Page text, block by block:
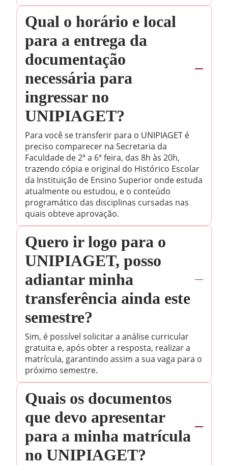
Qual o horário e local
para a entrega da
documentação
necessária para
ingressar no
UNIPIAGET?
Para você se transferir para o UNIPIAGET é
preciso comparecer na Secretaria da
Faculdade de 2ª a 6ª feira, das 8h às 20h,
trazendo cópia e original do Histórico Escolar
da Instituição de Ensino Superior onde estuda
atualmente ou estudou, e o conteúdo
programático das disciplinas cursadas nas
quais obteve aprovação.
Quero ir logo para o
UNIPIAGET, posso
adiantar minha
transferência ainda este
semestre?
Sim, é possível solicitar a análise curricular
gratuita e, após obter a resposta, realizar a
matrícula, garantindo assim a sua vaga para o
próximo semestre.
Quais os documentos
que devo apresentar
para a minha matrícula
no UNIPIAGET?